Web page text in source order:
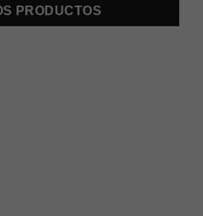
PRODUCTOS